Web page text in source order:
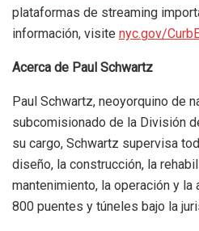
plataformas de streaming
información, visite nyc.gov/
Acerca de Paul Schwartz
Paul Schwartz, neoyorquino de
subcomisionado de la División
su cargo, Schwartz supervisa
diseño, la construcción, la
mantenimiento, la operación y
800 puentes y túneles bajo la